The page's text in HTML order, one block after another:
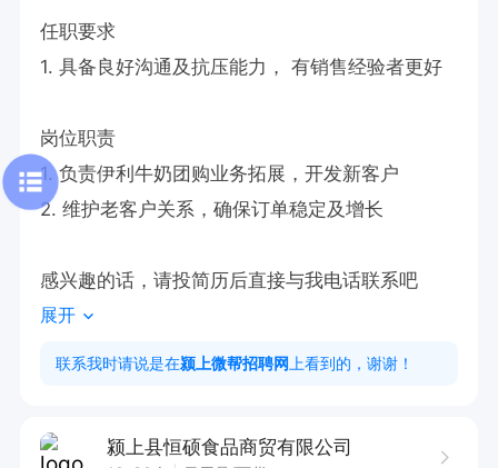
任职要求
1. 具备良好沟通及抗压能力， 有销售经验者更好
岗位职责
1. 负责伊利牛奶团购业务拓展，开发新客户
2. 维护老客户关系，确保订单稳定及增长
感兴趣的话，请投简历后直接与我电话联系吧
展开
联系我时请说是在颍上微帮招聘网 上看到的，谢谢！
颍上县恒硕食品商贸有限公司